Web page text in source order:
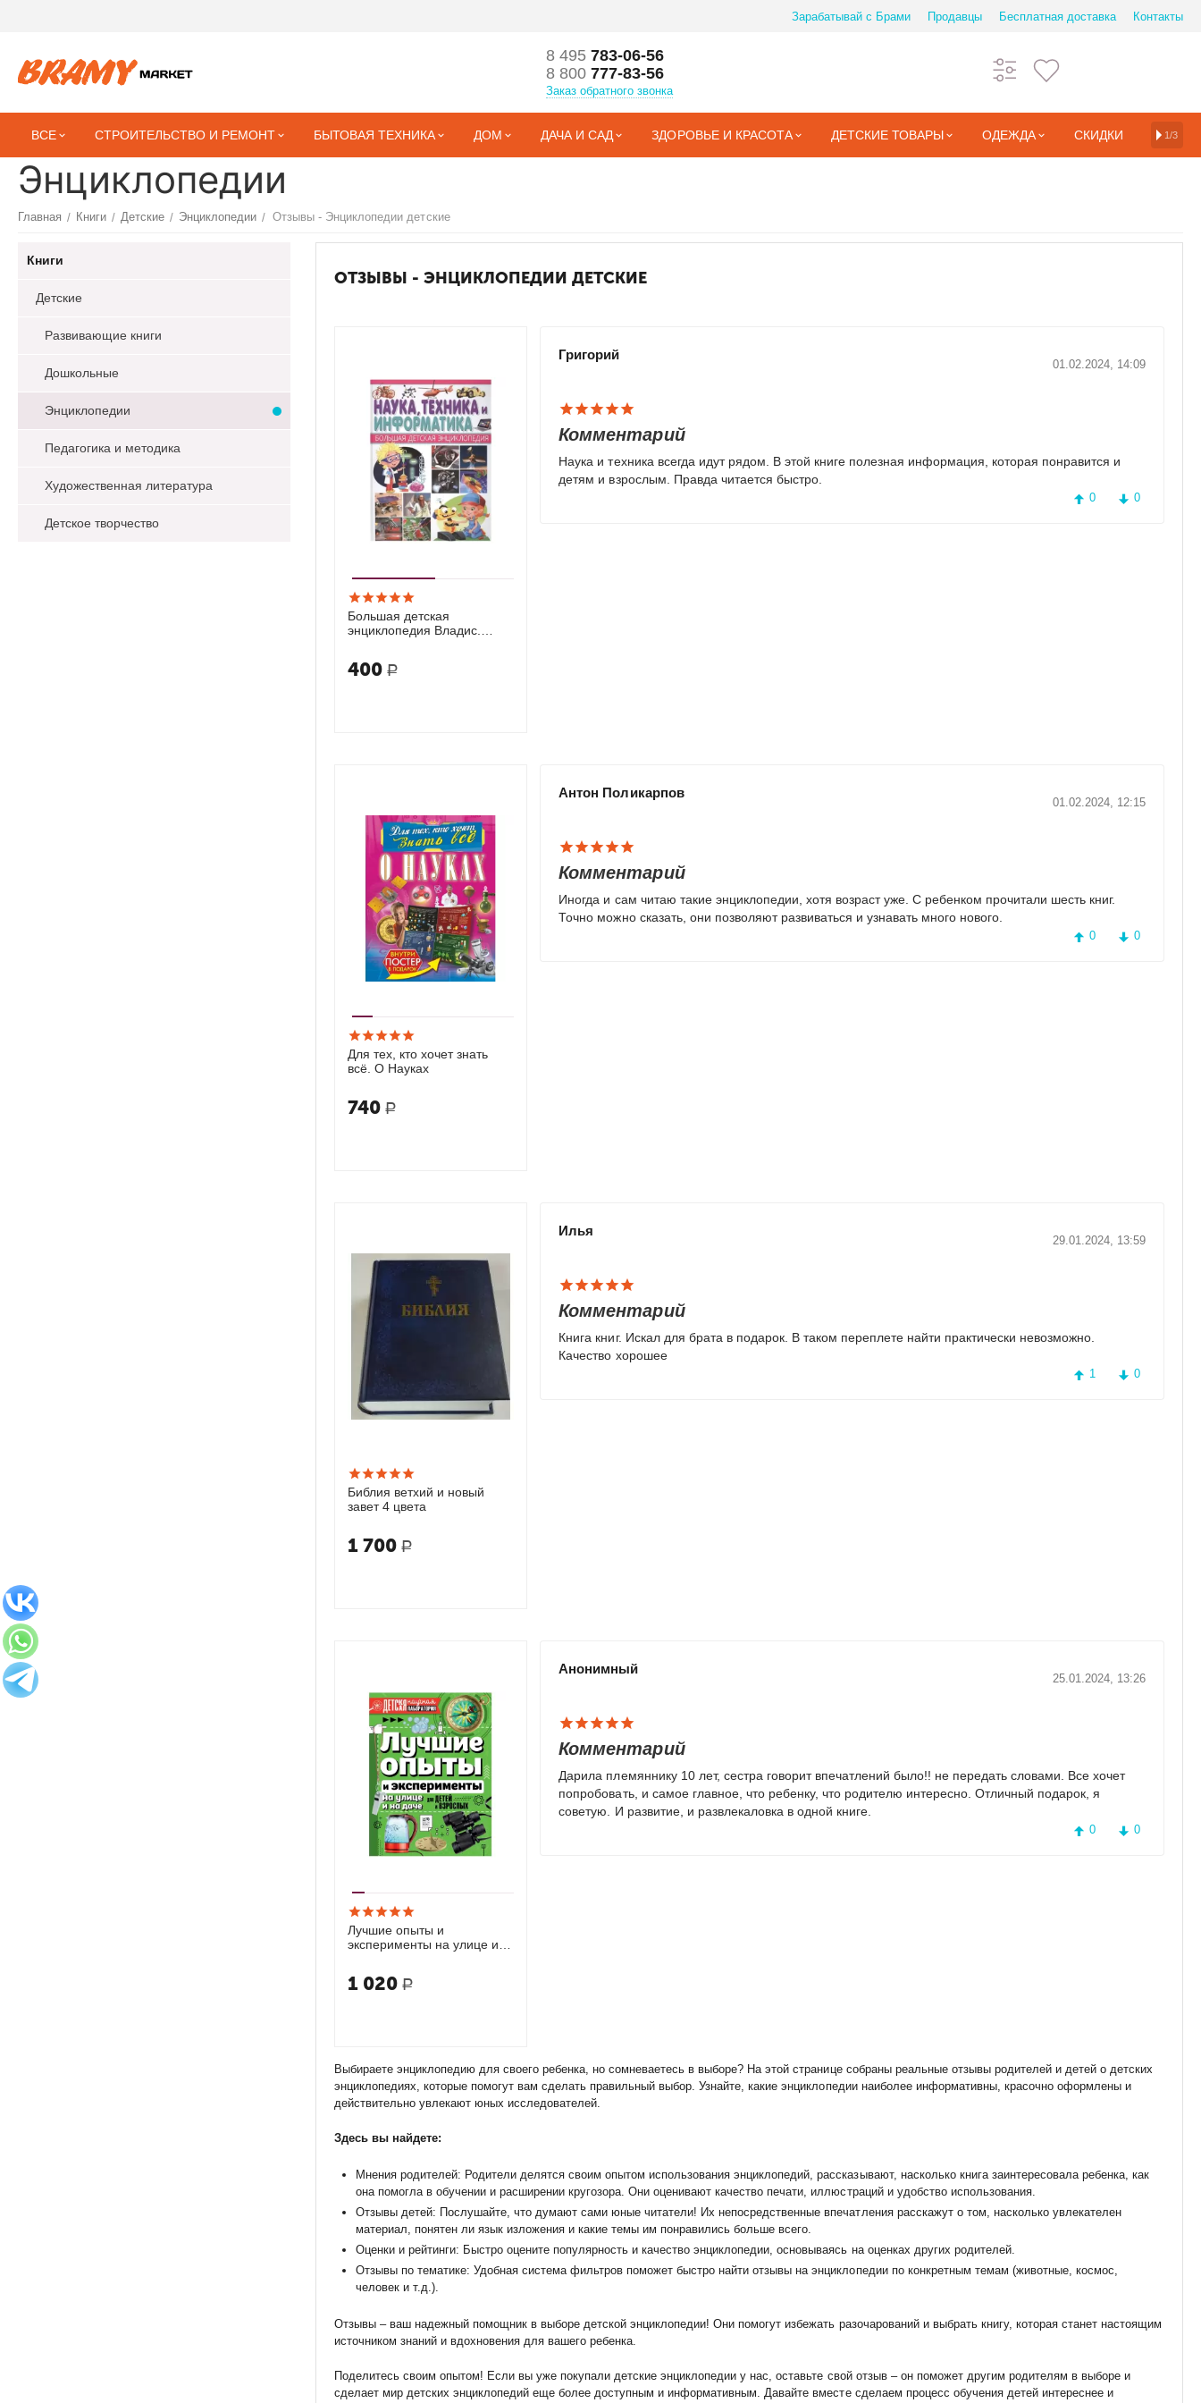
Зарабатывай с Брами Продавцы Бесплатная доставка Контакты
8 495783-06-56
8 800777-83-56
Заказ обратного звонка
ВСЕ СТРОИТЕЛЬСТВО И РЕМОНТ БЫТОВАЯ ТЕХНИКА ДОМ ДАЧА И САД ЗДОРОВЬЕ И КРАСОТА ДЕТСКИЕ ТОВАРЫ ОДЕЖДА СКИДКИ 1/3
Энциклопедии
Главная / Книги / Детские / Энциклопедии / Отзывы - Энциклопедии детские
Книги
Детские
Развивающие книги
Дошкольные
Энциклопедии
Педагогика и методика
Художественная литература
Детское творчество
ОТЗЫВЫ - ЭНЦИКЛОПЕДИИ ДЕТСКИЕ
Большая детская
энциклопедия Владис.
400 Р
Григорий
01.02.2024, 14:09
Комментарий
Наука и техника всегда идут рядом. В этой книге полезная информация, которая понравится и
детям и взрослым. Правда читается быстро.
0 0
Для тех, кто хочет знать
всё. О Науках
740 Р
Антон Поликарпов
01.02.2024, 12:15
Комментарий
Иногда и сам читаю такие энциклопедии, хотя возраст уже. С ребенком прочитали шесть книг.
Точно можно сказать, они позволяют развиваться и узнавать много нового.
0 0
Библия ветхий и новый
завет 4 цвета
1 700 Р
Илья
29.01.2024, 13:59
Комментарий
Книга книг. Искал для брата в подарок. В таком переплете найти практически невозможно.
Качество хорошее
1 0
Лучшие опыты и
эксперименты на улице и
1 020 Р
Анонимный
25.01.2024, 13:26
Комментарий
Дарила племяннику 10 лет, сестра говорит впечатлений было!! не передать словами. Все хочет
попробовать, и самое главное, что ребенку, что родителю интересно. Отличный подарок, я
советую. И развитие, и развлекаловка в одной книге.
0 0
Выбираете энциклопедию для своего ребенка, но сомневаетесь в выборе? На этой странице собраны реальные отзывы родителей и детей о детских
энциклопедиях, которые помогут вам сделать правильный выбор. Узнайте, какие энциклопедии наиболее информативны, красочно оформлены и
действительно увлекают юных исследователей.
Здесь вы найдете:
Мнения родителей: Родители делятся своим опытом использования энциклопедий, рассказывают, насколько книга заинтересовала ребенка, как
она помогла в обучении и расширении кругозора. Они оценивают качество печати, иллюстраций и удобство использования.
Отзывы детей: Послушайте, что думают сами юные читатели! Их непосредственные впечатления расскажут о том, насколько увлекателен
материал, понятен ли язык изложения и какие темы им понравились больше всего.
Оценки и рейтинги: Быстро оцените популярность и качество энциклопедии, основываясь на оценках других родителей.
Отзывы по тематике: Удобная система фильтров поможет быстро найти отзывы на энциклопедии по конкретным темам (животные, космос,
человек и т.д.).
Отзывы – ваш надежный помощник в выборе детской энциклопедии! Они помогут избежать разочарований и выбрать книгу, которая станет настоящим
источником знаний и вдохновения для вашего ребенка.
Поделитесь своим опытом! Если вы уже покупали детские энциклопедии у нас, оставьте свой отзыв – он поможет другим родителям в выборе и
сделает мир детских энциклопедий еще более доступным и информативным. Давайте вместе сделаем процесс обучения детей интереснее и